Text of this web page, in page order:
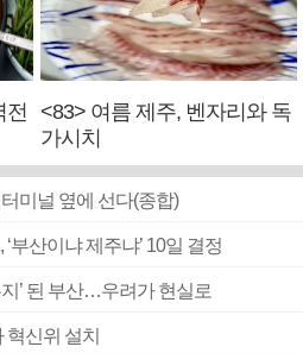
전
<83> 여름 제주, 벤자리와 독
가시치
미널 옆에 선다(종합)
부산이냐 제주냐’ 10일 결정
’ 된 부산…우려가 현실로
신위 설치